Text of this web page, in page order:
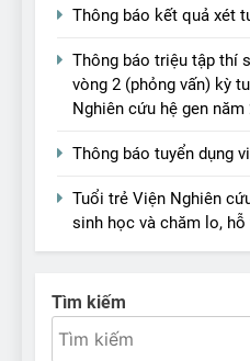
Thông báo kết quả xét
Thông báo triệu tập thí
vòng 2 (phỏng vấn) kỳ
Nghiên cứu hệ gen năm
Thông báo tuyển dụng
Tuổi trẻ Viện Nghiên
sinh học và chăm lo,
Tìm kiếm